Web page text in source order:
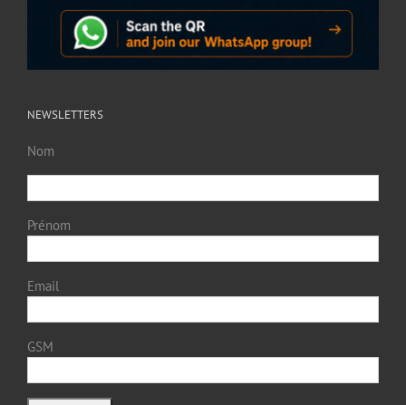
NEWSLETTERS
Nom
Prénom
Email
GSM